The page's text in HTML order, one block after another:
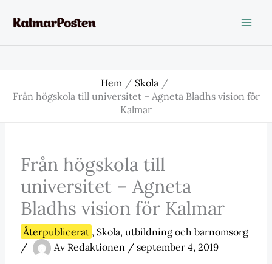
Hem
Skola
Från högskola till universitet – Agneta Bladhs vision för
Kalmar
Från högskola till
universitet – Agneta
Bladhs vision för Kalmar
Återpublicerat , Skola, utbildning och barnomsorg
/
Av Redaktionen / september 4, 2019